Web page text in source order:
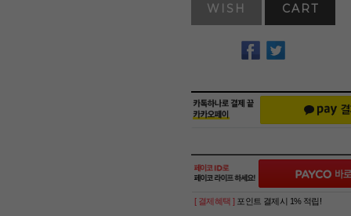
WISH CART
[ 결제혜택 ] 포인트 결제시 1% 적립!